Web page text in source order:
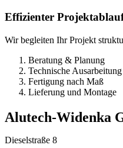
Effizienter
Wir begleiten Ihr Projekt
Beratung & Planung
Technische
Fertigung nach Maß
Lieferung und Montage
Alutech-Widenka
Dieselstraße 8